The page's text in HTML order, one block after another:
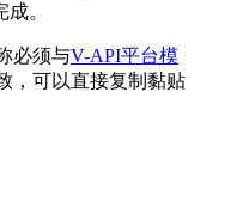
。
必须与V-API平台模
，可以直接复制黏贴